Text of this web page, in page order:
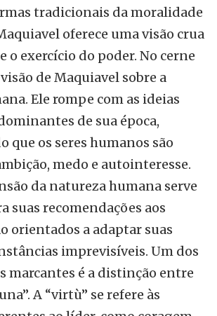
tradicionais da moralidade
oferece uma visão crua
o exercício do poder. No cerne
de Maquiavel sobre a
Ele rompe com as ideias
de sua época,
que os seres humanos são
medo e autointeresse.
da natureza humana serve
suas recomendações aos
orientados a adaptar suas
imprevisíveis. Um dos
marcantes é a distinção entre
A “virtù” se refere às